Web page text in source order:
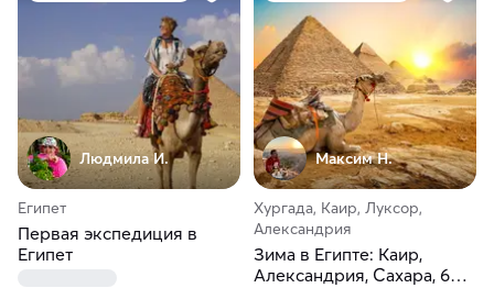
Людмила И.
Египет
Первая экспедиция в
Египет
Максим H.
Хургада, Каир, Луксор,
Александрия
Зима в Египте: Каир,
Александрия, Сахара, 6